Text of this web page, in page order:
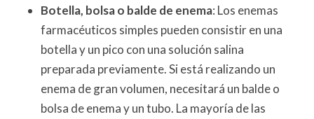
Botella, bolsa o balde de enema: Los enemas
farmacéuticos simples pueden consistir en una
botella y un pico con una solución salina
preparada previamente. Si está realizando un
enema de gran volumen, necesitará un balde o
bolsa de enema y un tubo. La mayoría de las